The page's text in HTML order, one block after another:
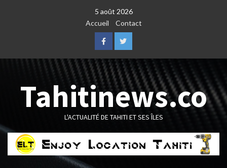
5 août 2026
Accueil
Contact
FacebookTwitter
Tahitinews.co
L'ACTUALITÉ DE TAHITI ET SES ÎLES